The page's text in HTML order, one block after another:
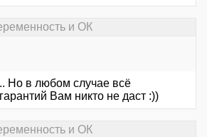
и ОК
Но в любом случае всё
Вам никто не даст :))
и ОК